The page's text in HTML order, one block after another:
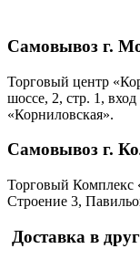
Самовывоз г.
Торговый центр
шоссе, 2, стр. 1,
«Корниловская».
Самовывоз г.
Торговый
Строение 3,
Доставка в